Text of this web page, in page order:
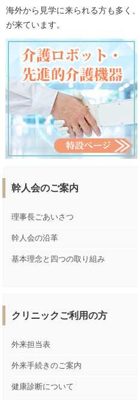
海外から見学に来られる方も多く
が来ています。
幹人会のご案内
理事長ごあいさつ
幹人会の沿革
基本理念と四つの取り組み
クリニックご利用の方
外来担当表
外来手続きのご案内
健康診断について